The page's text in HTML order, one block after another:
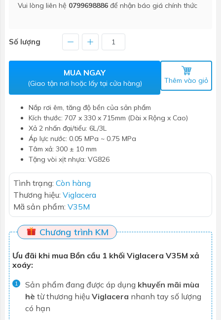
Vui lòng liên hệ 0799698886 để nhận báo giá chính thức
Số lượng
MUA NGAY
(Giao tận nơi hoặc lấy tại cửa hàng) Thêm vào giỏ
Nắp rơi êm, tăng độ bền của sản phẩm
Kích thước: 707 x 330 x 715mm (Dài x Rộng x Cao)
Xả 2 nhấn đại/tiểu: 6L/3L
Áp lực nước: 0.05 MPa ~ 0.75 MPa
Tâm xả: 300 ± 10 mm
Tặng vòi xịt nhựa: VG826
Tình trạng: Còn hàng
Thương hiệu: Viglacera
Mã sản phẩm: V35M
Chương trình KM
Ưu đãi khi mua Bồn cầu 1 khối Viglacera V35M xả
xoáy:
1 Sản phẩm đang được áp dụng khuyến mãi mùa
hè từ thương hiệu Viglacera nhanh tay số lượng
có hạn